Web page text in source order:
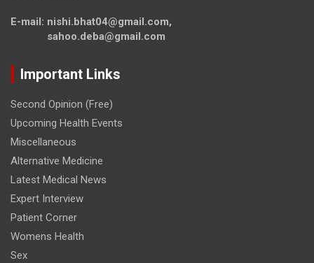
E-mail: nishi.bhat04@gmail.com,
sahoo.deba@gmail.com
Important Links
Second Opinion (Free)
Upcoming Health Events
Miscellaneous
Alternative Medicine
Latest Medical News
Expert Interview
Patient Corner
Womens Health
Sex